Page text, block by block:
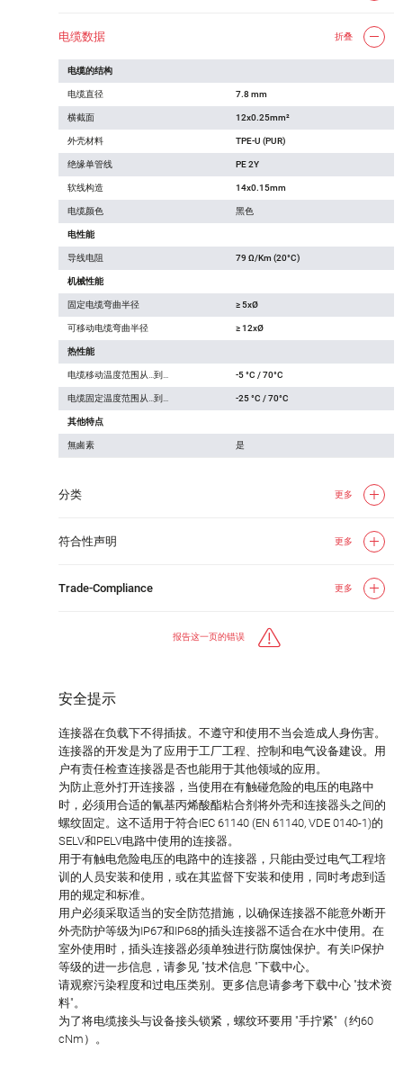
电缆数据 折叠
电缆的结构
电缆直径 7.8 mm
横截面 12x0.25mm²
外壳材料 TPE-U (PUR)
绝缘单管线 PE 2Y
软线构造 14x0.15mm
电缆颜色 黑色
电性能
导线电阻 79 Ω/Km (20°C)
机械性能
固定电缆弯曲半径 ≥ 5xØ
可移动电缆弯曲半径 ≥ 12xØ
热性能
电缆移动温度范围从…到… -5 °C / 70°C
电缆固定温度范围从…到… -25 °C / 70°C
其他特点
無鹵素 是
分类 更多
符合性声明 更多
Trade-Compliance 更多
报告这一页的错误
安全提示
连接器在负载下不得插拔。不遵守和使用不当会造成人身伤害。
连接器的开发是为了应用于工厂工程、控制和电气设备建设。用
户有责任检查连接器是否也能用于其他领域的应用。
为防止意外打开连接器，当使用在有触碰危险的电压的电路中
时，必须用合适的氰基丙烯酸酯粘合剂将外壳和连接器头之间的
螺纹固定。这不适用于符合IEC 61140 (EN 61140, VDE 0140-1)的
SELV和PELV电路中使用的连接器。
用于有触电危险电压的电路中的连接器，只能由受过电气工程培
训的人员安装和使用，或在其监督下安装和使用，同时考虑到适
用的规定和标准。
用户必须采取适当的安全防范措施，以确保连接器不能意外断开
外壳防护等级为IP67和IP68的插头连接器不适合在水中使用。在
室外使用时，插头连接器必须单独进行防腐蚀保护。有关IP保护
等级的进一步信息，请参见 "技术信息 "下载中心。
请观察污染程度和过电压类别。更多信息请参考下载中心 "技术资
料"。
为了将电缆接头与设备接头锁紧，螺纹环要用 "手拧紧"（约60
cNm）。